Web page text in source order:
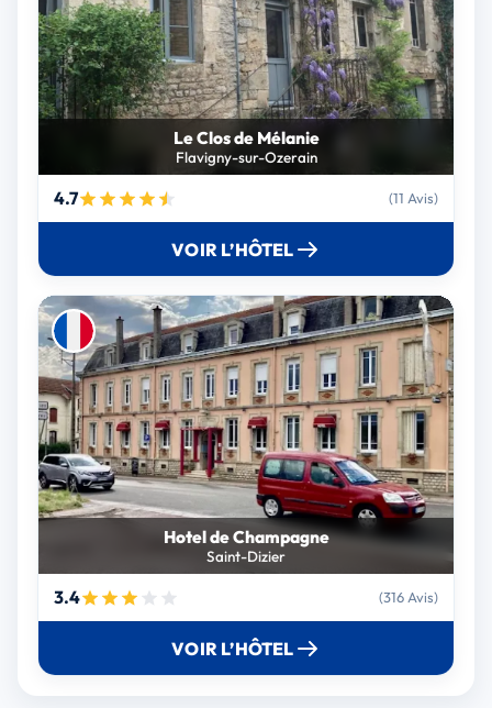
Le Clos de Mélanie
Flavigny-sur-Ozerain
4.7 (11 Avis)
VOIR L’HÔTEL
Hotel de Champagne
Saint-Dizier
3.4 (316 Avis)
VOIR L’HÔTEL